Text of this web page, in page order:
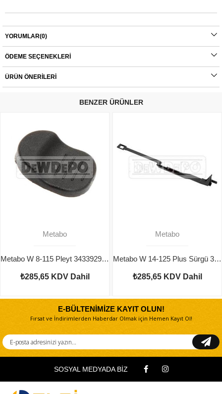
YORUMLAR(0)
ÖDEME SEÇENEKLERI
ÜRÜN ÖNERILERI
BENZER ÜRÜNLER
Metabo
Metabo W 8-115 Pleyt 343392980
₺285,65 KDV Dahil
Metabo
Metabo W 14-125 Plus Sürgü 343393530
₺285,65 KDV Dahil
E-BÜLTENİMİZE KAYIT OLUN!
Fırsat ve İndirimlerden Haberdar Olmak için Hemen Kayıt Ol!
SOSYAL MEDYADA BİZ